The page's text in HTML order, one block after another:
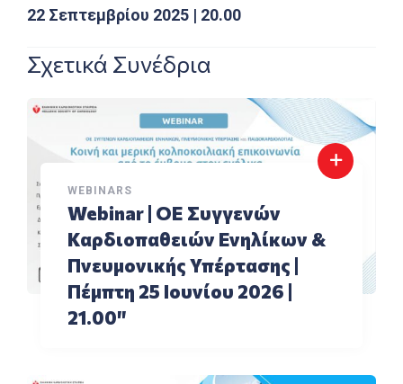
22 Σεπτεμβρίου 2025 | 20.00
Σχετικά Συνέδρια
WEBINARS
Webinar | ΟΕ Συγγενών
Καρδιοπαθειών Ενηλίκων &
Πνευμονικής Υπέρτασης |
Πέμπτη 25 Ιουνίου 2026 |
21.00″